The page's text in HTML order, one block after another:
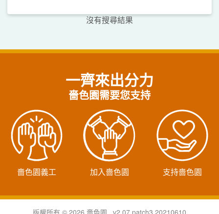
沒有搜尋結果
一齊來出分力
嗇色園需要您支持
嗇色園義工 加入嗇色園 支持嗇色園
版權所有 © 2026 嗇色園 v2.07.patch3.20210610